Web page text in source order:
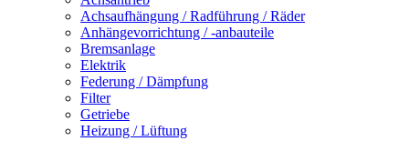
Achsaufhängung / Radführung / Räder
Anhängevorrichtung / -anbauteile
Bremsanlage
Elektrik
Federung / Dämpfung
Filter
Getriebe
Heizung / Lüftung